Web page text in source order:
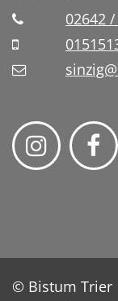
02642
© Bistum Trier